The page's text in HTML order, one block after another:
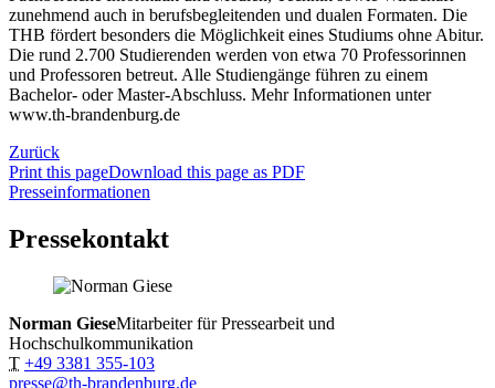
zunehmend auch in berufsbegleitenden und dualen Formaten. Die
THB fördert besonders die Möglichkeit eines Studiums ohne Abitur.
Die rund 2.700 Studierenden werden von etwa 70 Professorinnen
und Professoren betreut. Alle Studiengänge führen zu einem
Bachelor- oder Master-Abschluss. Mehr Informationen unter
www.th-brandenburg.de
Zurück
Print this pageDownload this page as PDF
Presseinformationen
Pressekontakt
Norman GieseMitarbeiter für Pressearbeit und
Hochschulkommunikation
T +49 3381 355-103
presse@th-brandenburg.de